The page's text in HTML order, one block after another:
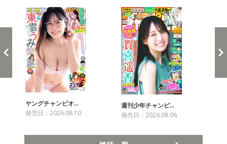
ヤングチャンピオ…
発売日：2026.08.10
週刊少年チャンピ…
発売日：2026.08.06